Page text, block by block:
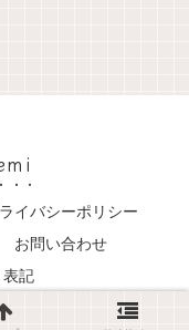
イバシーポリシー
お問い合わせ
表記